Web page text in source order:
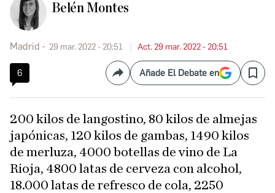
Belén Montes
Madrid 29 mar. 2022 - 20:51 Act. 29 mar. 2022 - 20:51
6 CompartirAñade El Debate en Save
200 kilos de langostino, 80 kilos de almejas
japónicas, 120 kilos de gambas, 1490 kilos
de merluza, 4000 botellas de vino de La
Rioja, 4800 latas de cerveza con alcohol,
18.000 latas de refresco de cola, 2250